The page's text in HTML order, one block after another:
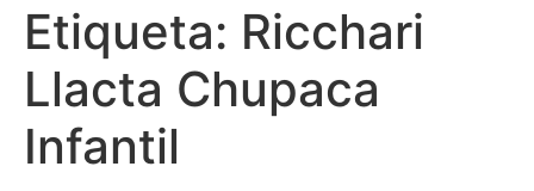
Etiqueta: Ricchari
Llacta Chupaca
Infantil